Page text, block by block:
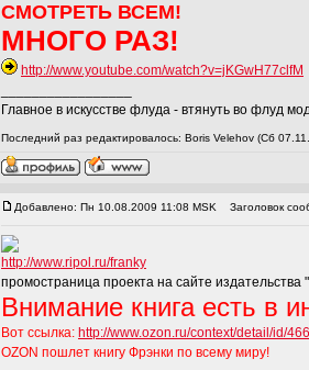
СМОТРЕТЬ ВСЕМ!
МНОГО РАЗ!
http://www.youtube.com/watch?v=jKGwH77clfM
Главное в искусстве флуда - втянуть во флуд
Последний раз редактировалось: Boris Velehov (Сб
Добавлено: Пн 10.08.2009 11:08 MSK Заголовок
http://www.ripol.ru/franky
промостраница проекта на сайте издательства
Внимание книга есть в
Вот ссылка: http://www.ozon.ru/context/detail/id/
OZON пошлет книгу Фрэнки по всему миру!